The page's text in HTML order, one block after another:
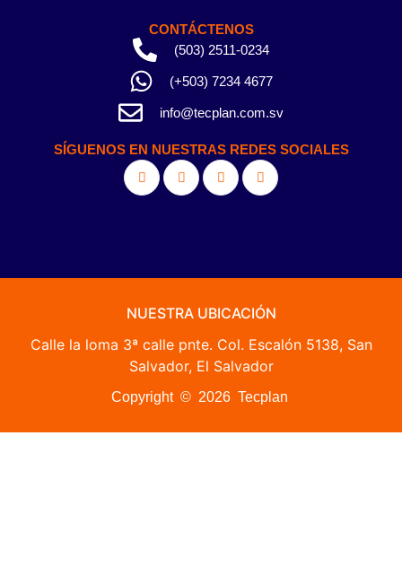
CONTÁCTENOS
(503) 2511-0234
(+503) 7234 4677
info@tecplan.com.sv
SÍGUENOS EN NUESTRAS REDES SOCIALES
NUESTRA UBICACIÓN
Calle la loma 3ª calle pnte. Col. Escalón 5138, San
Salvador, El Salvador
Copyright © 2026 Tecplan